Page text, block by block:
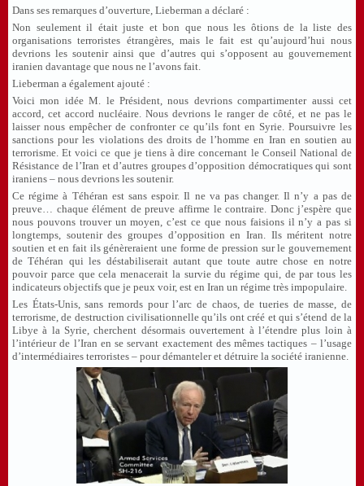
Dans ses remarques d’ouverture, Lieberman a déclaré :
Non seulement il était juste et bon que nous les ôtions de la liste des
organisations terroristes étrangères, mais le fait est qu’aujourd’hui nous
devrions les soutenir ainsi que d’autres qui s’opposent au gouvernement
iranien davantage que nous ne l’avons fait.
Lieberman a également ajouté :
Voici mon idée M. le Président, nous devrions compartimenter aussi cet
accord, cet accord nucléaire. Nous devrions le ranger de côté, et ne pas le
laisser nous empêcher de confronter ce qu’ils font en Syrie. Poursuivre les
sanctions pour les violations des droits de l’homme en Iran en soutien au
terrorisme. Et voici ce que je tiens à dire concernant le Conseil National de
Résistance de l’Iran et d’autres groupes d’opposition démocratiques qui sont
iraniens – nous devrions les soutenir.
Ce régime à Téhéran est sans espoir. Il ne va pas changer. Il n’y a pas de
preuve… chaque élément de preuve affirme le contraire. Donc j’espère que
nous pouvons trouver un moyen, c’est ce que nous faisions il n’y a pas si
longtemps, soutenir des groupes d’opposition en Iran. Ils méritent notre
soutien et en fait ils génèreraient une forme de pression sur le gouvernement
de Téhéran qui les déstabiliserait autant que toute autre chose en notre
pouvoir parce que cela menacerait la survie du régime qui, de par tous les
indicateurs objectifs que je peux voir, est en Iran un régime très impopulaire.
Les États-Unis, sans remords pour l’arc de chaos, de tueries de masse, de
terrorisme, de destruction civilisationnelle qu’ils ont créé et qui s’étend de la
Libye à la Syrie, cherchent désormais ouvertement à l’étendre plus loin à
l’intérieur de l’Iran en se servant exactement des mêmes tactiques – l’usage
d’intermédiaires terroristes – pour démanteler et détruire la société iranienne.